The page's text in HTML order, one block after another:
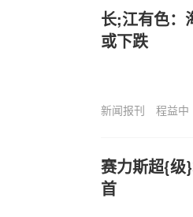
长;江有色：
或下跌
新闻报刊 程益中
赛力斯超{级
首